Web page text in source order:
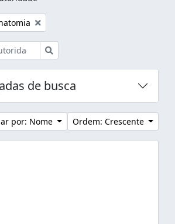
filtro:
de busca
por: Nome Ordem: Crescente